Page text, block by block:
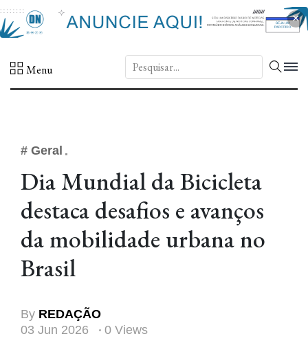
×
Menu DN.
# Geral
Dia Mundial da Bicicleta
destaca desafios e avanços
da mobilidade urbana no
Brasil
By REDAÇÃO
03 Jun 2026
0 Views